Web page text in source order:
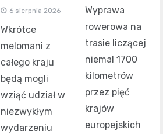
6 sierpnia 2026
Wkrótce
melomani z
całego kraju
będą mogli
wziąć udział w
niezwykłym
wydarzeniu
Wyprawa
rowerowa na
trasie liczącej
niemal 1700
kilometrów
przez pięć
krajów
europejskich